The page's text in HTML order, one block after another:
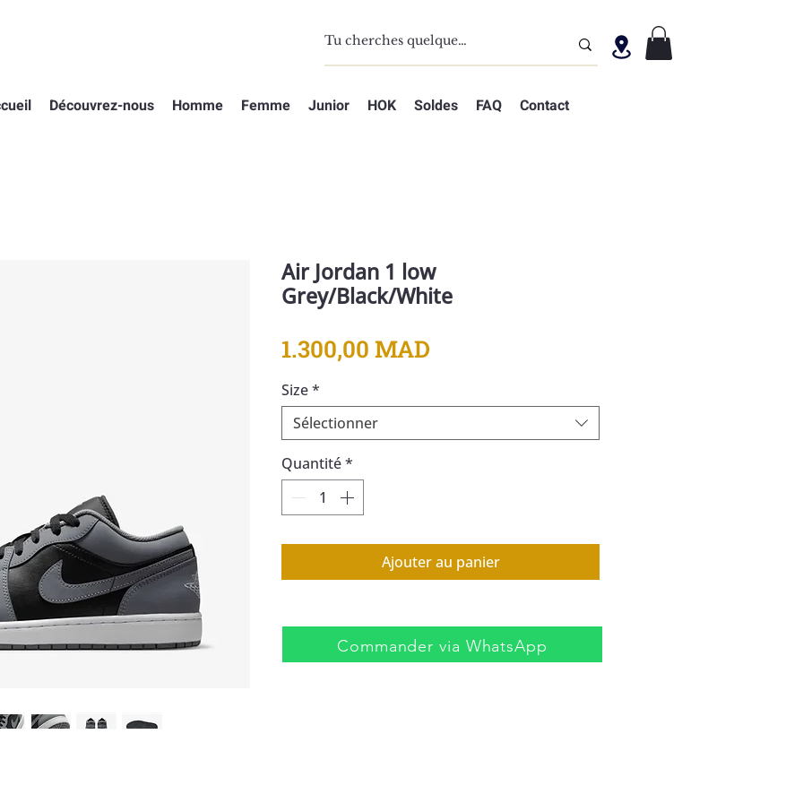
Découvrez-nous Homme Femme Junior HOK Soldes FAQ Contact
Air Jordan 1 low
Grey/Black/White
1.300,00 MAD
Size*
Sélectionner
Quantité*
Ajouter au panier
Commander via WhatsApp